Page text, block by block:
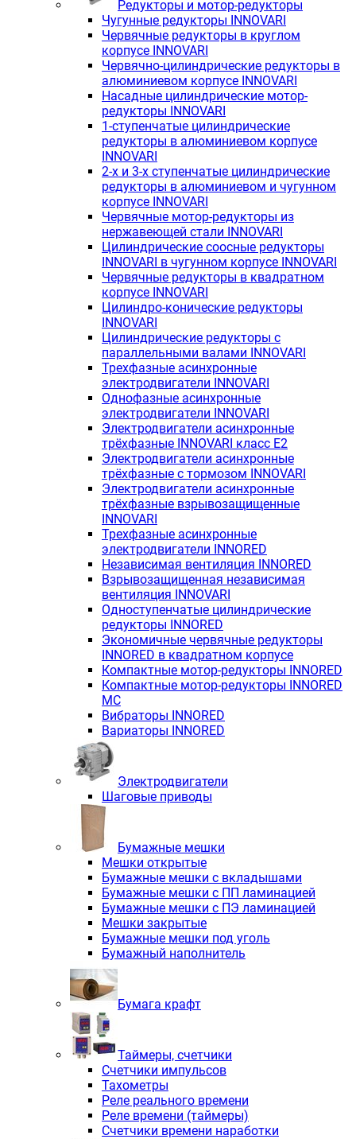
Редукторы и мотор-редукторы
Чугунные редукторы INNOVARI
Червячные редукторы в круглом
корпусе INNOVARI
Червячно-цилиндрические редукторы в
алюминиевом корпусе INNOVARI
Насадные цилиндрические мотор-
редукторы INNOVARI
1-ступенчатые цилиндрические
редукторы в алюминиевом корпусе
INNOVARI
2-х и 3-х ступенчатые цилиндрические
редукторы в алюминиевом и чугунном
корпусе INNOVARI
Червячные мотор-редукторы из
нержавеющей стали INNOVARI
Цилиндрические соосные редукторы
INNOVARI в чугунном корпусе INNOVARI
Червячные редукторы в квадратном
корпусе INNOVARI
Цилиндро-конические редукторы
INNOVARI
Цилиндрические редукторы с
параллельными валами INNOVARI
Трехфазные асинхронные
электродвигатели INNOVARI
Однофазные асинхронные
электродвигатели INNOVARI
Электродвигатели асинхронные
трёхфазные INNOVARI класс E2
Электродвигатели асинхронные
трёхфазные с тормозом INNOVARI
Электродвигатели асинхронные
трёхфазные взрывозащищенные
INNOVARI
Трехфазные асинхронные
электродвигатели INNORED
Независимая вентиляция INNORED
Взрывозащищенная независимая
вентиляция INNOVARI
Одноступенчатые цилиндрические
редукторы INNORED
Экономичные червячные редукторы
INNORED в квадратном корпусе
Компактные мотор-редукторы INNORED
Компактные мотор-редукторы INNORED
MC
Вибраторы INNORED
Вариаторы INNORED
Электродвигатели
Шаговые приводы
Бумажные мешки
Мешки открытые
Бумажные мешки с вкладышами
Бумажные мешки с ПП ламинацией
Бумажные мешки с ПЭ ламинацией
Мешки закрытые
Бумажные мешки под уголь
Бумажный наполнитель
Бумага крафт
Таймеры, счетчики
Счетчики импульсов
Тахометры
Реле реального времени
Реле времени (таймеры)
Счетчики времени наработки